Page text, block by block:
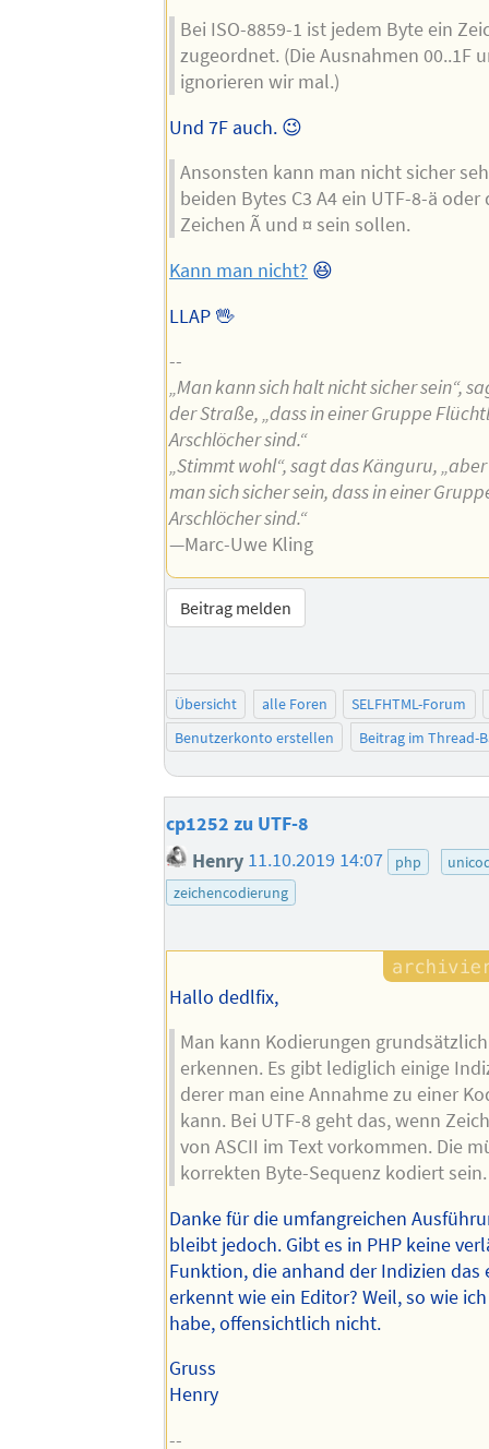
Bei ISO-8859-1 ist jedem Byte ein
zugeordnet. (Die Ausnahmen 00..1F
ignorieren wir mal.)
Und 7F auch. 😉
Ansonsten kann man nicht sicher
beiden Bytes C3 A4 ein UTF-8-ä oder
Zeichen Ã und ¤ sein sollen.
Kann man nicht? 😆
LLAP 🖖
--
„Man kann sich halt nicht sicher sein“,
der Straße, „dass in einer Gruppe
Arschlöcher sind.“
„Stimmt wohl“, sagt das Känguru,
man sich sicher sein, dass in einer
Arschlöcher sind.“
—Marc-Uwe Kling
Beitrag melden
Übersicht alle Foren
SELFHTML-Forum
Benutzerkonto erstellen
Beitrag im Thread-
cp1252 zu UTF-8
Henry 11.10.2019 14:07 php
zeichencodierung
Hallo dedlfix,
Man kann Kodierungen
erkennen. Es gibt lediglich einige
derer man eine Annahme zu einer
kann. Bei UTF-8 geht das, wenn
von ASCII im Text vorkommen. Die
korrekten Byte-Sequenz kodiert sein.
Danke für die umfangreichen
bleibt jedoch. Gibt es in PHP keine
Funktion, die anhand der Indizien das
erkennt wie ein Editor? Weil, so wie
habe, offensichtlich nicht.
Gruss
Henry
--